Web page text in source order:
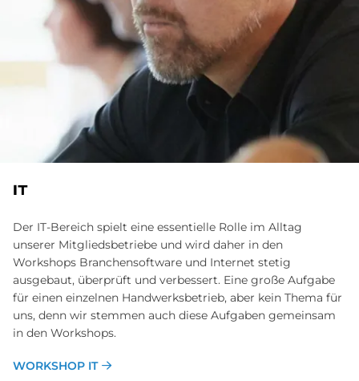
IT
Der IT-Bereich spielt eine essentielle Rolle im Alltag
unserer Mitgliedsbetriebe und wird daher in den
Workshops Branchensoftware und Internet stetig
ausgebaut, überprüft und verbessert. Eine große Aufgabe
für einen einzelnen Handwerksbetrieb, aber kein Thema für
uns, denn wir stemmen auch diese Aufgaben gemeinsam
in den Workshops.
WORKSHOP IT